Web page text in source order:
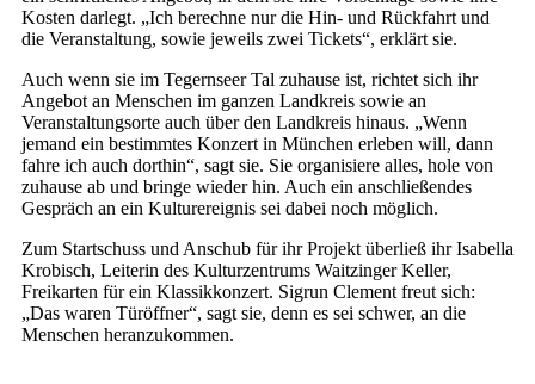
Kosten darlegt. „Ich berechne nur die Hin- und Rückfahrt und
die Veranstaltung, sowie jeweils zwei Tickets“, erklärt sie.
Auch wenn sie im Tegernseer Tal zuhause ist, richtet sich ihr
Angebot an Menschen im ganzen Landkreis sowie an
Veranstaltungsorte auch über den Landkreis hinaus. „Wenn
jemand ein bestimmtes Konzert in München erleben will, dann
fahre ich auch dorthin“, sagt sie. Sie organisiere alles, hole von
zuhause ab und bringe wieder hin. Auch ein anschließendes
Gespräch an ein Kulturereignis sei dabei noch möglich.
Zum Startschuss und Anschub für ihr Projekt überließ ihr Isabella
Krobisch, Leiterin des Kulturzentrums Waitzinger Keller,
Freikarten für ein Klassikkonzert. Sigrun Clement freut sich:
„Das waren Türöffner“, sagt sie, denn es sei schwer, an die
Menschen heranzukommen.